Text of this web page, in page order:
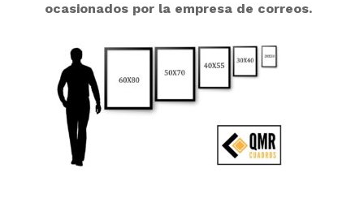
ocasionados por la empresa de correos.